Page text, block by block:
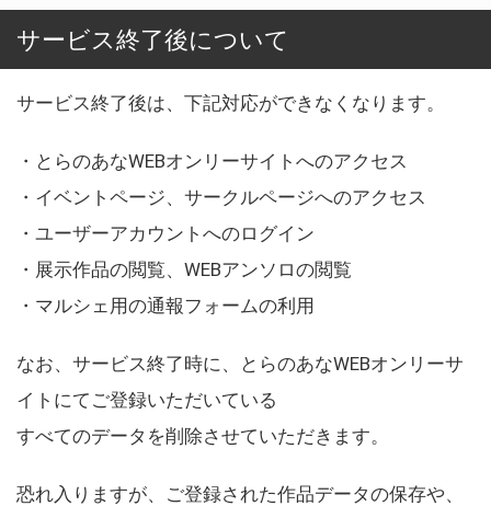
サービス終了後について
サービス終了後は、下記対応ができなくなります。
・とらのあなWEBオンリーサイトへのアクセス
・イベントページ、サークルページへのアクセス
・ユーザーアカウントへのログイン
・展示作品の閲覧、WEBアンソロの閲覧
・マルシェ用の通報フォームの利用
なお、サービス終了時に、とらのあなWEBオンリーサ
イトにてご登録いただいている
すべてのデータを削除させていただきます。
恐れ入りますが、ご登録された作品データの保存や、